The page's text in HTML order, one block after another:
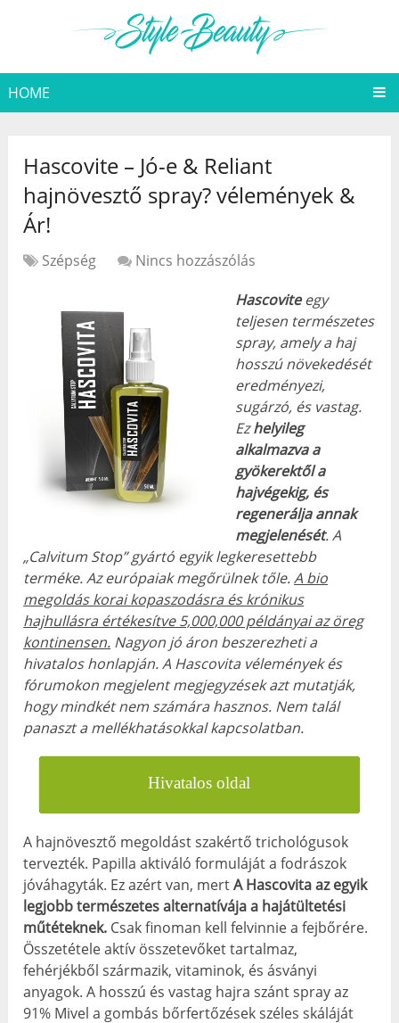
HOME
Hascovite – Jó-e & Reliant
hajnövesztő spray? vélemények &
Ár!
Szépség
Nincs hozzászólás
Hascoviteegy
teljesen természetes
spray, amely a haj
hosszú növekedését
eredményezi,
sugárzó, és vastag.
Ezhelyileg
alkalmazva a
gyökerektől a
hajvégekig, és
regenerálja annak
megjelenését. A
„Calvitum Stop” gyártó egyik legkeresettebb
terméke. Az európaiak megőrülnek tőle.A bio
megoldás korai kopaszodásra és krónikus
hajhullásra értékesítve 5,000,000 példányai az öreg
kontinensen. Nagyon jó áron beszerezheti a
hivatalos honlapján. A Hascovita vélemények és
fórumokon megjelent megjegyzések azt mutatják,
hogy mindkét nem számára hasznos. Nem talál
panaszt a mellékhatásokkal kapcsolatban.
Hivatalos oldal
A hajnövesztő megoldást szakértő trichológusok
tervezték. Papilla aktiváló formuláját a fodrászok
jóváhagyták. Ez azért van, mertA Hascovita az egyik
legjobb természetes alternatívája a hajátültetési
műtéteknek. Csak finoman kell felvinnie a fejbőrére.
Összetétele aktív összetevőket tartalmaz,
fehérjékből származik, vitaminok, és ásványi
anyagok. A hosszú és vastag hajra szánt spray az
91% Mivel a gombás bőrfertőzések széles skáláját